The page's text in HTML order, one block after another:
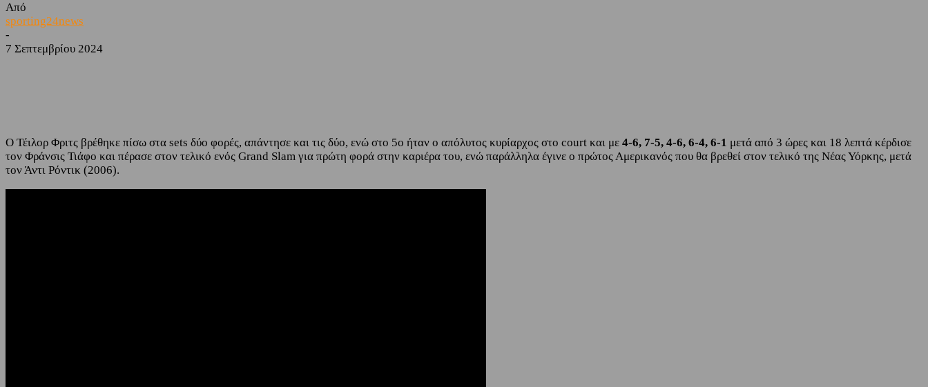
Από
sporting24news
-
7 Σεπτεμβρίου 2024
O Τέιλορ Φριτς βρέθηκε πίσω στα sets δύο φορές, απάντησε και τις δύο, ενώ στο 5ο ήταν ο απόλυτος κυρίαρχος στο court και με 4-6, 7-5, 4-6, 6-4, 6-1 μετά από 3 ώρες και 18 λεπτά κέρδισε
τον Φράνσις Τιάφο και πέρασε στον τελικό ενός Grand Slam για πρώτη φορά στην καριέρα του, ενώ παράλληλα έγινε ο πρώτος Αμερικανός που θα βρεθεί στον τελικό της Νέας Υόρκης, μετά
τον Άντι Ρόντικ (2006).